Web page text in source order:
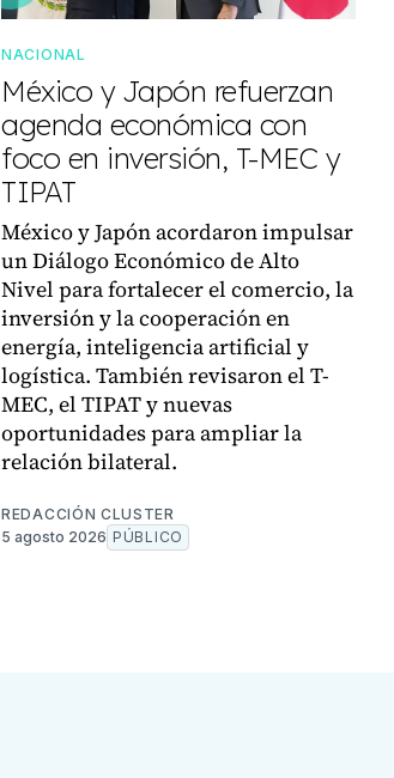
NACIONAL
México y Japón refuerzan
agenda económica con
foco en inversión, T-MEC y
TIPAT
México y Japón acordaron impulsar
un Diálogo Económico de Alto
Nivel para fortalecer el comercio, la
inversión y la cooperación en
energía, inteligencia artificial y
logística. También revisaron el T-
MEC, el TIPAT y nuevas
oportunidades para ampliar la
relación bilateral.
REDACCIÓN CLUSTER
5 agosto 2026 PÚBLICO